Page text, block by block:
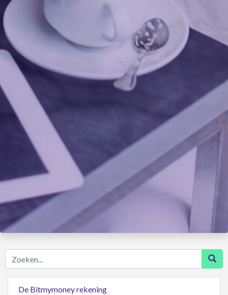
Zoeken...
De Bitmymoney rekening